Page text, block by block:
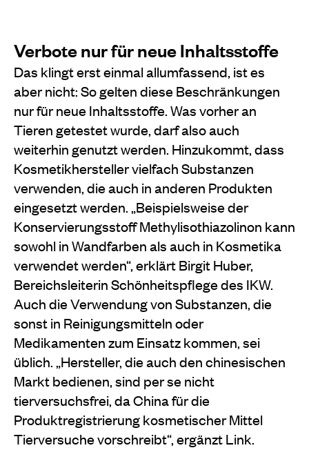
Verbote nur für neue Inhaltsstoffe
Das klingt erst einmal allumfassend, ist es
aber nicht: So gelten diese Beschränkungen
nur für neue Inhaltsstoffe. Was vorher an
Tieren getestet wurde, darf also auch
weiterhin genutzt werden. Hinzukommt, dass
Kosmetikhersteller vielfach Substanzen
verwenden, die auch in anderen Produkten
eingesetzt werden. „Beispielsweise der
Konservierungsstoff Methylisothiazolinon kann
sowohl in Wandfarben als auch in Kosmetika
verwendet werden“, erklärt Birgit Huber,
Bereichsleiterin Schönheitspflege des IKW.
Auch die Verwendung von Substanzen, die
sonst in Reinigungsmitteln oder
Medikamenten zum Einsatz kommen, sei
üblich. „Hersteller, die auch den chinesischen
Markt bedienen, sind per se nicht
tierversuchsfrei, da China für die
Produktregistrierung kosmetischer Mittel
Tierversuche vorschreibt“, ergänzt Link.